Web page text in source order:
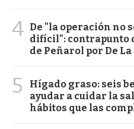
4 De "la operación no
difícil": contrapunto
de Peñarol por De La
5
Hígado graso: seis
ayudar a cuidar la
hábitos que las